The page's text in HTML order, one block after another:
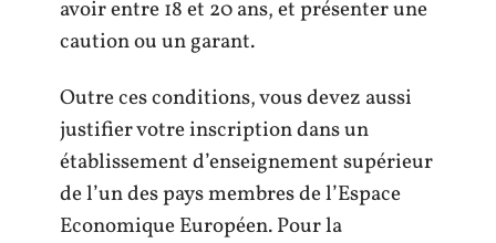
avoir entre 18 et 20 ans, et présenter une
caution ou un garant.
Outre ces conditions, vous devez aussi
justifier votre inscription dans un
établissement d’enseignement supérieur
de l’un des pays membres de l’Espace
Economique Européen. Pour la